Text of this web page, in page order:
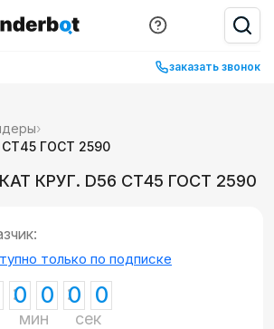
заказать звонок
›
ГОСТ 2590
КРУГ. D56 СТ45 ГОСТ 2590
только по подписке
0 0
мин
0 0
сек